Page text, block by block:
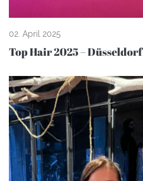
02. April 2025
Top Hair 2025 – Düsseldorf